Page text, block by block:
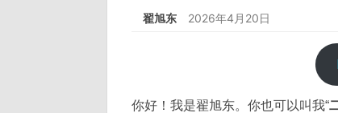
翟旭东 2026年4月20日
你好！我是翟旭东。你也可以叫我“